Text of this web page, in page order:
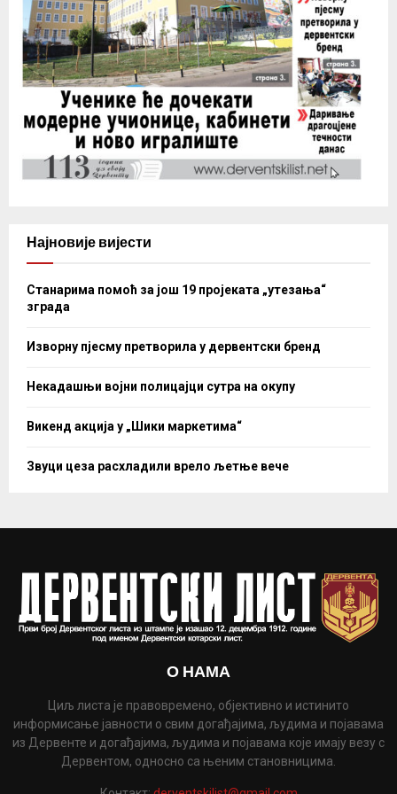
Најновије вијести
Станарима помоћ за још 19 пројеката „утезања“
зграда
Изворну пјесму претворила у дервентски бренд
Некадашњи војни полицајци сутра на окупу
Викенд акција у „Шики маркетима“
Звуци цеза расхладили врело љетње вече
О НАМА
Циљ листа је правовремено, објективно и истинито
информисање јавности о свим догађајима, људима и појавама
из Дервенте и догађајима, људима и појавама које имају везу с
Дервентом, односно са њеним становницима.